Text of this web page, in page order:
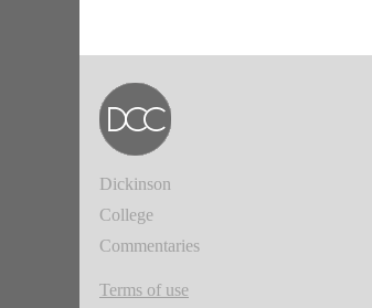
Dickinson
College
Commentaries
Terms of use